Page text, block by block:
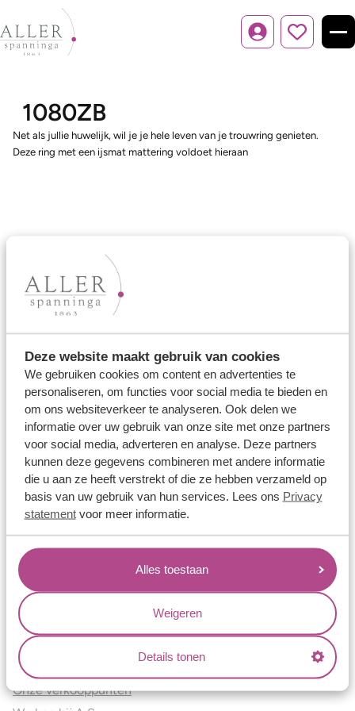
Deze website maakt gebruik van cookies
We gebruiken cookies om content en advertenties te
personaliseren, om functies voor social media te bieden en
om ons websiteverkeer te analyseren. Ook delen we
informatie over uw gebruik van onze site met onze partners
voor social media, adverteren en analyse. Deze partners
kunnen deze gegevens combineren met andere informatie
die u aan ze heeft verstrekt of die ze hebben verzameld op
basis van uw gebruik van hun services. Lees ons Privacy
statementvoor meer informatie.
Alles toestaan
Weigeren
Details tonen
Inloggen
1080ZB
Net als jullie huwelijk, wil je je hele leven van je trouwring genieten.
Deze ring met een ijsmat mattering voldoet hieraan
Ons aanbod
Trouwringen
Memoireringen
Verlovingsringen
Vriendschapsringen
Over ons
Aller Spanninga
Historie
Certificaten
Blogs
Jouw voordelen
Conflictvrije Materialen
Oneindig veel mogelijkheden
Kwaliteit
Juweliers & Contact
Onze verkooppunten